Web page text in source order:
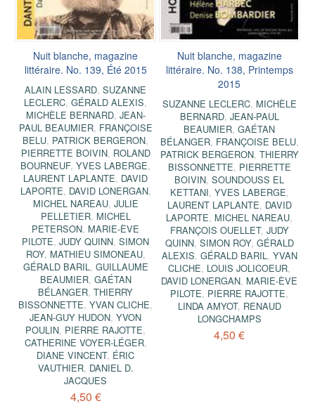
Nuit blanche, magazine
littéraire. No. 139, Été 2015
ALAIN LESSARD,SUZANNE
LECLERC,GÉRALD ALEXIS,
MICHÈLE BERNARD, JEAN-
PAUL BEAUMIER, FRANÇOISE
BELU, PATRICK BERGERON,
PIERRETTE BOIVIN, ROLAND
BOURNEUF,YVES LABERGE,
LAURENT LAPLANTE, DAVID
LAPORTE, DAVID LONERGAN,
MICHEL NAREAU, JULIE
PELLETIER, MICHEL
PETERSON, MARIE-ÈVE
PILOTE,JUDY QUINN,SIMON
ROY, MATHIEU SIMONEAU,
GÉRALD BARIL, GUILLAUME
BEAUMIER, GAÉTAN
BÉLANGER,THIERRY
BISSONNETTE,YVAN CLICHE,
JEAN-GUY HUDON,YVON
POULIN, PIERRE RAJOTTE,
CATHERINE VOYER-LÉGER,
DIANE VINCENT, ÉRIC
VAUTHIER, DANIEL D.
JACQUES
4,50 €
Nuit blanche, magazine
littéraire. No. 138, Printemps
2015
SUZANNE LECLERC, MICHÈLE
BERNARD, JEAN-PAUL
BEAUMIER,GAÉTAN
BÉLANGER, FRANÇOISE BELU,
PATRICK BERGERON, THIERRY
BISSONNETTE, PIERRETTE
BOIVIN,SOUNDOUSS EL
KETTANI, YVES LABERGE,
LAURENT LAPLANTE, DAVID
LAPORTE, MICHEL NAREAU,
FRANÇOIS OUELLET, JUDY
QUINN, SIMON ROY, GÉRALD
ALEXIS, GÉRALD BARIL, YVAN
CLICHE, LOUIS JOLICOEUR,
DAVID LONERGAN, MARIE-ÈVE
PILOTE, PIERRE RAJOTTE,
LINDA AMYOT, RENAUD
LONGCHAMPS
4,50 €